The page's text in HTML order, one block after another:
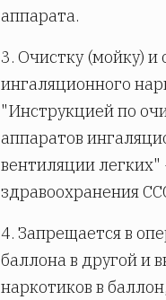
аппарата.
3. Очистку (мойку) и
ингаляционного
"Инструкцией по
аппаратов
вентиляции
здравоохранения
4. Запрещается в
баллона в другой и
наркотиков в